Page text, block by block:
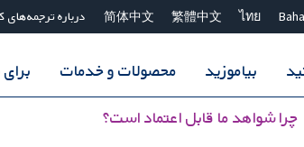
ไทย
繁體中文
简体中文 درباره ترجمه‌های
چرا شواهد ما قابل اعتماد است؟
بیاموزید محصولات و خدمات